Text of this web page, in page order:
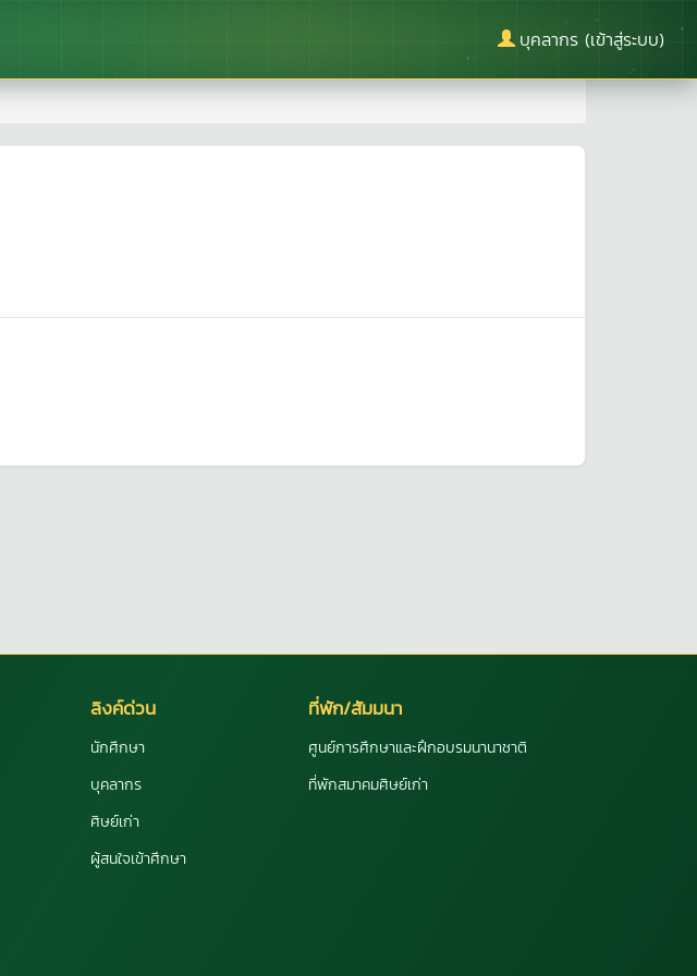
บุคลากร (เข้าสู่ระบบ)
ลิงค์ด่วน
นักศึกษา
บุคลากร
ศิษย์เก่า
ผู้สนใจเข้าศึกษา
ที่พัก/สัมมนา
ศูนย์การศึกษาและฝึกอบรมนานาชาติ
ที่พักสมาคมศิษย์เก่า